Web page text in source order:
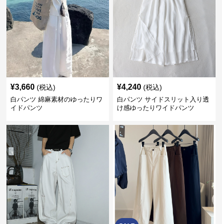
¥3,660 (税込)
白パンツ 綿麻素材のゆったりワ
イドパンツ
¥4,240 (税込)
白パンツ サイドスリット入り透
け感ゆったりワイドパンツ